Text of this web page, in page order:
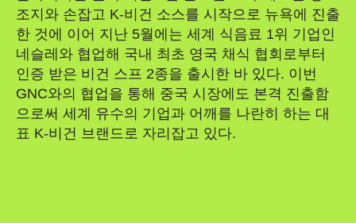
조지와 손잡고 K-비건 소스를 시작으로 뉴욕에 진출
한 것에 이어 지난 5월에는 세계 식음료 1위 기업인
네슬레와 협업해 국내 최초 영국 채식 협회로부터
인증 받은 비건 스프 2종을 출시한 바 있다. 이번
GNC와의 협업을 통해 중국 시장에도 본격 진출함
으로써 세계 유수의 기업과 어깨를 나란히 하는 대
표 K-비건 브랜드로 자리잡고 있다.